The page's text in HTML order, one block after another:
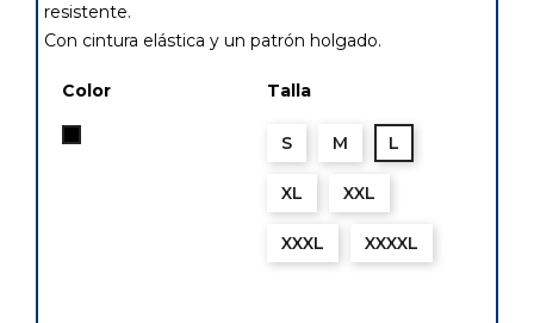
resistente.
Con cintura elástica y un patrón holgado.
Color
Negro
Talla
S M L
XL XXL
XXXL XXXXL